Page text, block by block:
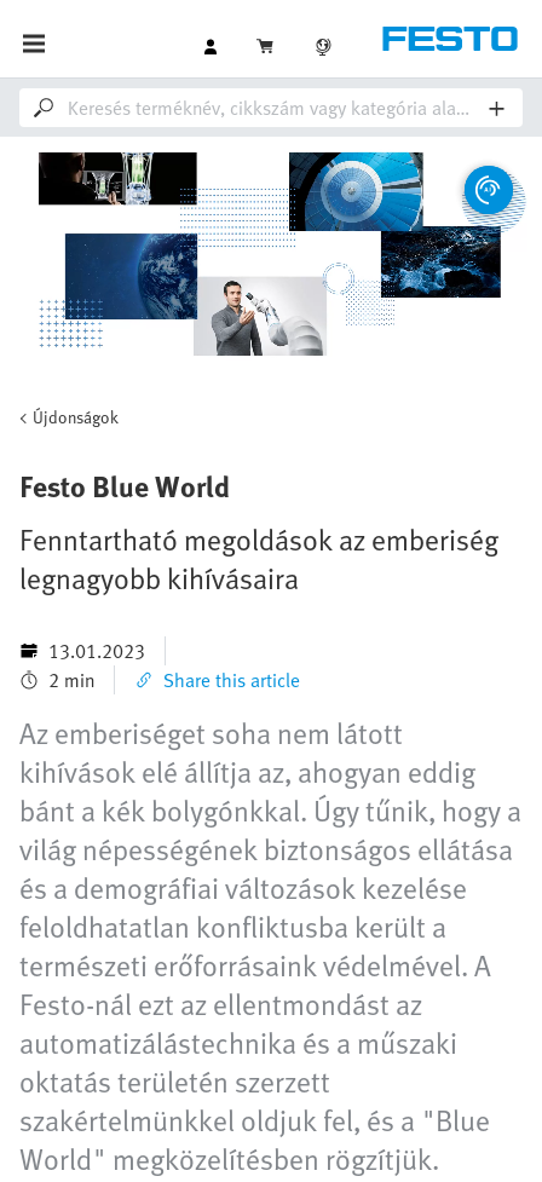
Újdonságok
Festo Blue World
Fenntartható megoldások az emberiség
legnagyobb kihívásaira
13.01.2023
2 min
Share this article
Az emberiséget soha nem látott
kihívások elé állítja az, ahogyan eddig
bánt a kék bolygónkkal. Úgy tűnik, hogy a
világ népességének biztonságos ellátása
és a demográfiai változások kezelése
feloldhatatlan konfliktusba került a
természeti erőforrásaink védelmével. A
Festo-nál ezt az ellentmondást az
automatizálástechnika és a műszaki
oktatás területén szerzett
szakértelmünkkel oldjuk fel, és a "Blue
World" megközelítésben rögzítjük.